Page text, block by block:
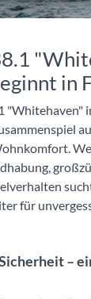
in
"Whitehaven"
für
–